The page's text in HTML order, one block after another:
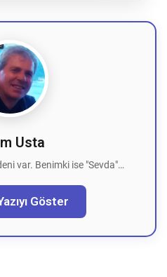
Usta
var. Benimki ise "Sevda"…
Göster